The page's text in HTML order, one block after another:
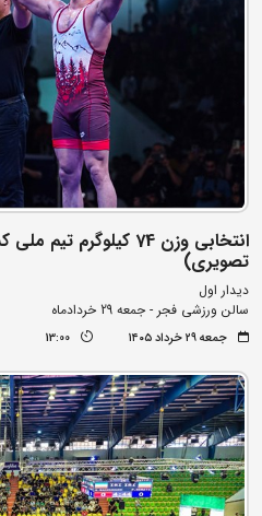
انتخابی وزن 74
تصویری)
دیدار اول
سالن ورزشی فجر - جمعه 29 خردادماه
جمعه ۲۹ خرداد ۱۴۰۵ 13:00